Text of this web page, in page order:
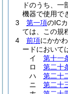
ドのうち、一
機器で使用で
3
第一項のIC
ては、この規
4
前項にかかわ
ードにおいて
イ 第十一
ロ 第二十
ハ 第二十
ニ 第二十